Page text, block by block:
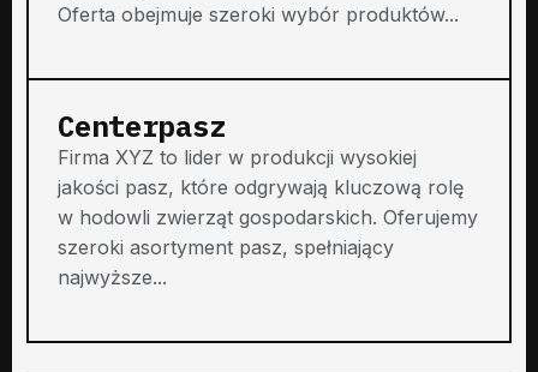
Oferta obejmuje szeroki wybór produktów...
Centerpasz
Firma XYZ to lider w produkcji wysokiej
jakości pasz, które odgrywają kluczową rolę
w hodowli zwierząt gospodarskich. Oferujemy
szeroki asortyment pasz, spełniający
najwyższe...